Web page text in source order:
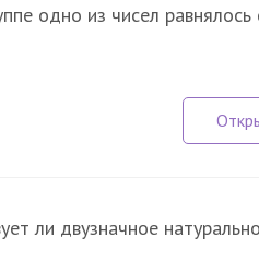
одно из чисел
ли двузначное